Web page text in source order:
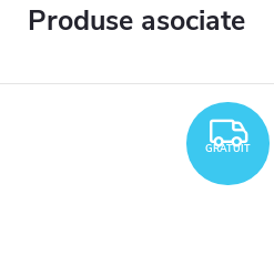
Produse asociate
GRATUIT